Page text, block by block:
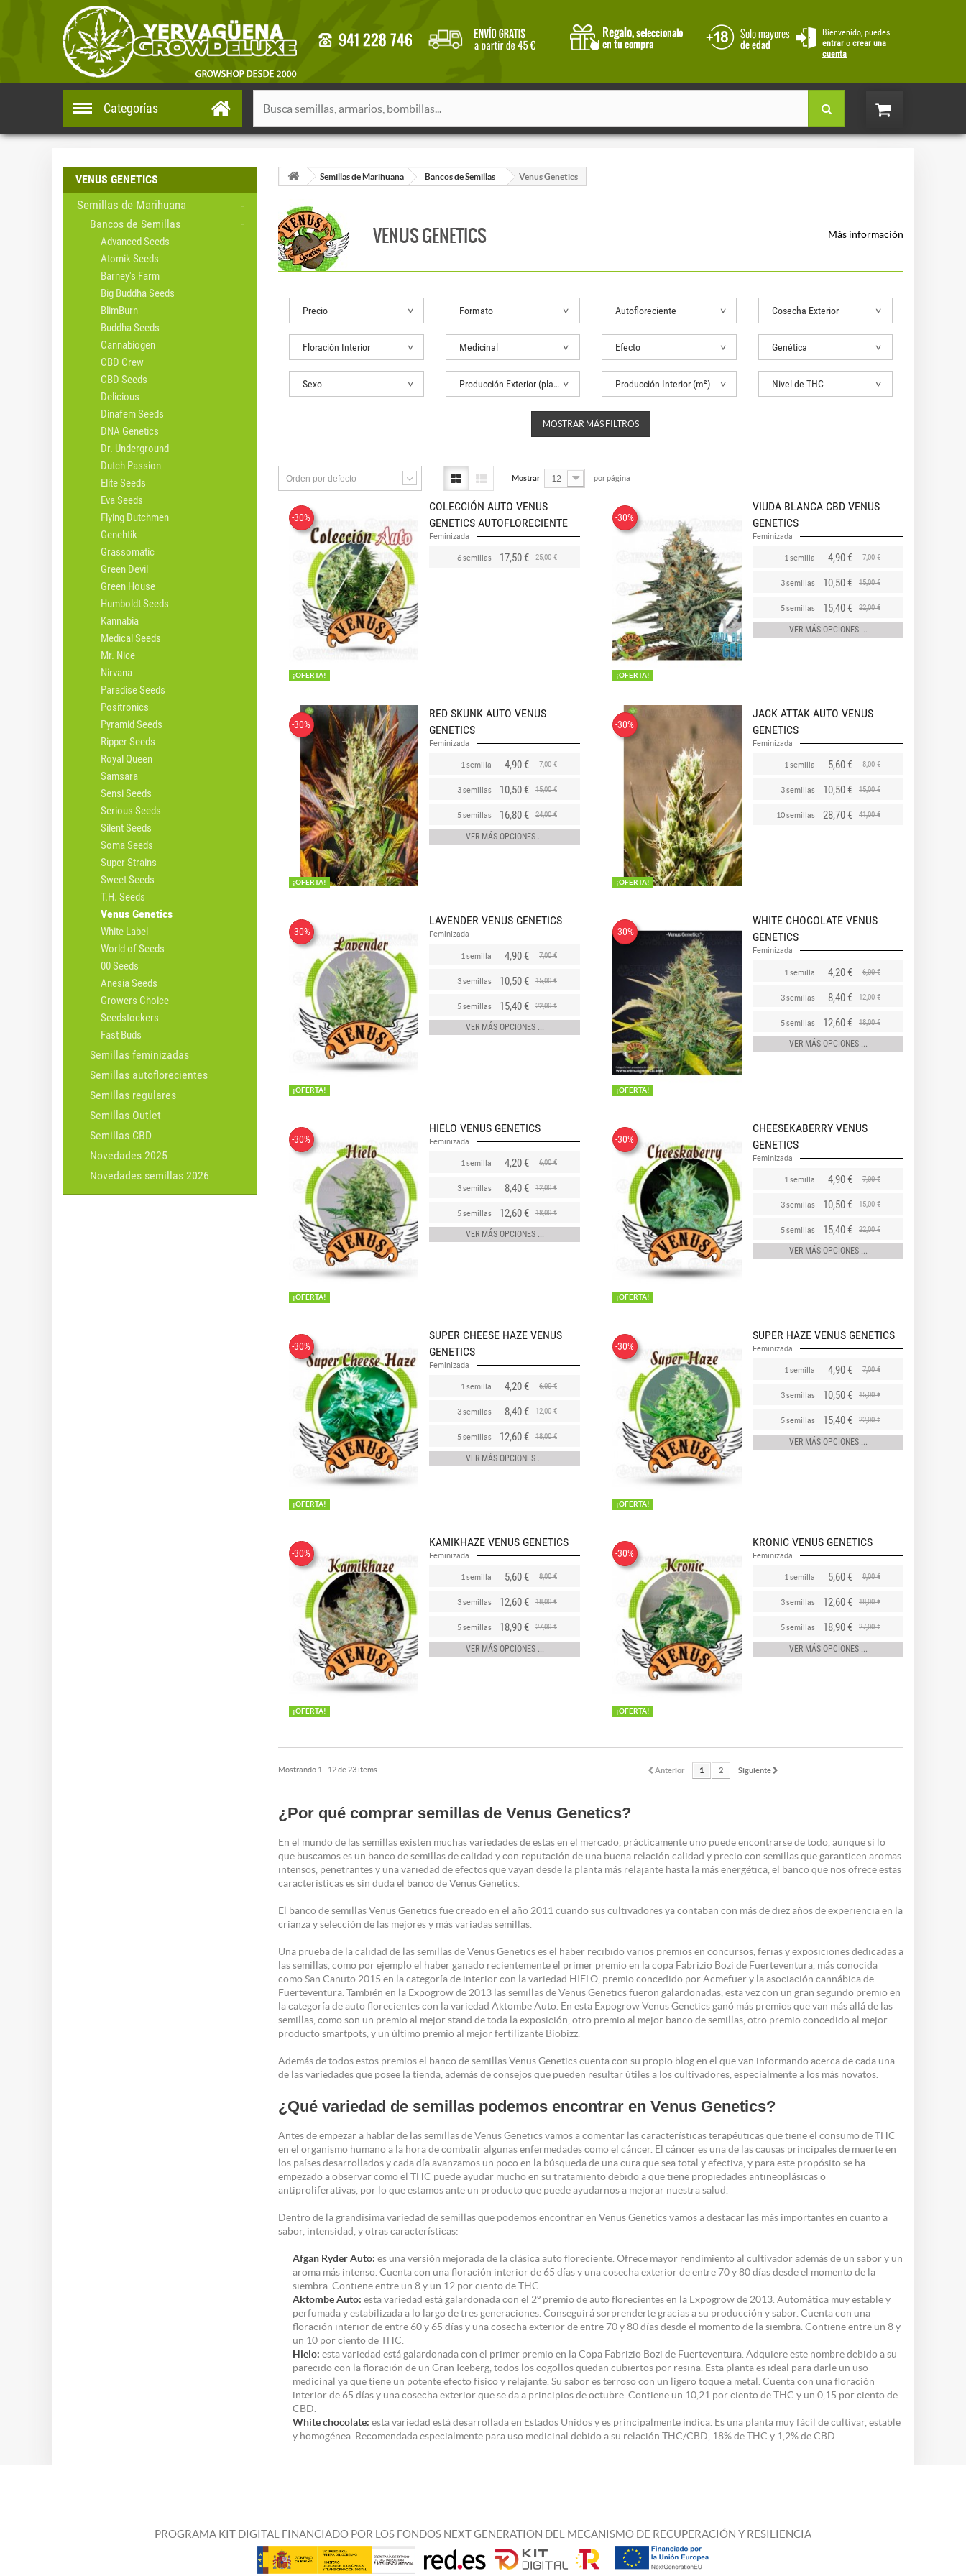
Bienvenido, puedes
entrar o crear una
cuenta
Categorías
VENUS GENETICS
Semillas de Marihuana
Bancos de Semillas
Advanced Seeds
Atomik Seeds
Barney's Farm
Big Buddha Seeds
BlimBurn
Buddha Seeds
Cannabiogen
CBD Crew
CBD Seeds
Delicious
Dinafem Seeds
DNA Genetics
Dr. Underground
Dutch Passion
Elite Seeds
Eva Seeds
Flying Dutchmen
Genehtik
Grassomatic
Green Devil
Green House
Humboldt Seeds
Kannabia
Medical Seeds
Mr. Nice
Nirvana
Paradise Seeds
Positronics
Pyramid Seeds
Ripper Seeds
Royal Queen
Samsara
Sensi Seeds
Serious Seeds
Silent Seeds
Soma Seeds
Super Strains
Sweet Seeds
T.H. Seeds
Venus Genetics
White Label
World of Seeds
00 Seeds
Anesia Seeds
Growers Choice
Seedstockers
Fast Buds
Semillas feminizadas
Semillas autoflorecientes
Semillas regulares
Semillas Outlet
Semillas CBD
Novedades 2025
Novedades semillas 2026
Semillas de Marihuana Bancos de Semillas Venus Genetics
VENUS GENETICS Más información
Precio Formato Autofloreciente Cosecha Exterior
Floración Interior Medicinal Efecto Genética
Sexo Producción Exterior (planta) Producción Interior (m²) Nivel de THC
MOSTRAR MÁS FILTROS
Orden por defecto Mostrar 12 por página
-30%
¡OFERTA!
COLECCIÓN AUTO VENUS
GENETICS AUTOFLORECIENTE
Feminizada
6 semillas 17,50 € 25,00 €
-30%
¡OFERTA!
VIUDA BLANCA CBD VENUS
GENETICS
Feminizada
1 semilla 4,90 € 7,00 €
3 semillas 10,50 € 15,00 €
5 semillas 15,40 € 22,00 €
VER MÁS OPCIONES ...
-30%
¡OFERTA!
RED SKUNK AUTO VENUS
GENETICS
Feminizada
1 semilla 4,90 € 7,00 €
3 semillas 10,50 € 15,00 €
5 semillas 16,80 € 24,00 €
VER MÁS OPCIONES ...
-30%
¡OFERTA!
JACK ATTAK AUTO VENUS
GENETICS
Feminizada
1 semilla 5,60 € 8,00 €
3 semillas 10,50 € 15,00 €
10 semillas 28,70 € 41,00 €
-30%
¡OFERTA!
LAVENDER VENUS GENETICS
Feminizada
1 semilla 4,90 € 7,00 €
3 semillas 10,50 € 15,00 €
5 semillas 15,40 € 22,00 €
VER MÁS OPCIONES ...
-30%
¡OFERTA!
WHITE CHOCOLATE VENUS
GENETICS
Feminizada
1 semilla 4,20 € 6,00 €
3 semillas 8,40 € 12,00 €
5 semillas 12,60 € 18,00 €
VER MÁS OPCIONES ...
-30%
¡OFERTA!
HIELO VENUS GENETICS
Feminizada
1 semilla 4,20 € 6,00 €
3 semillas 8,40 € 12,00 €
5 semillas 12,60 € 18,00 €
VER MÁS OPCIONES ...
-30%
¡OFERTA!
CHEESEKABERRY VENUS
GENETICS
Feminizada
1 semilla 4,90 € 7,00 €
3 semillas 10,50 € 15,00 €
5 semillas 15,40 € 22,00 €
VER MÁS OPCIONES ...
-30%
¡OFERTA!
SUPER CHEESE HAZE VENUS
GENETICS
Feminizada
1 semilla 4,20 € 6,00 €
3 semillas 8,40 € 12,00 €
5 semillas 12,60 € 18,00 €
VER MÁS OPCIONES ...
-30%
¡OFERTA!
SUPER HAZE VENUS GENETICS
Feminizada
1 semilla 4,90 € 7,00 €
3 semillas 10,50 € 15,00 €
5 semillas 15,40 € 22,00 €
VER MÁS OPCIONES ...
-30%
¡OFERTA!
KAMIKHAZE VENUS GENETICS
Feminizada
1 semilla 5,60 € 8,00 €
3 semillas 12,60 € 18,00 €
5 semillas 18,90 € 27,00 €
VER MÁS OPCIONES ...
-30%
¡OFERTA!
KRONIC VENUS GENETICS
Feminizada
1 semilla 5,60 € 8,00 €
3 semillas 12,60 € 18,00 €
5 semillas 18,90 € 27,00 €
VER MÁS OPCIONES ...
Anterior 1 2 Siguiente
Mostrando 1 - 12 de 23 items
¿Por qué comprar semillas de Venus Genetics?
En el mundo de las semillas existen muchas variedades de estas en el mercado, prácticamente uno puede encontrarse de todo, aunque si lo
que buscamos es un banco de semillas de calidad y con reputación de una buena relación calidad y precio con semillas que garanticen aromas
intensos, penetrantes y una variedad de efectos que vayan desde la planta más relajante hasta la más energética, el banco que nos ofrece estas
características es sin duda el banco de Venus Genetics.
El banco de semillas Venus Genetics fue creado en el año 2011 cuando sus cultivadores ya contaban con más de diez años de experiencia en la
crianza y selección de las mejores y más variadas semillas.
Una prueba de la calidad de las semillas de Venus Genetics es el haber recibido varios premios en concursos, ferias y exposiciones dedicadas a
las semillas, como por ejemplo el haber ganado recientemente el primer premio en la copa Fabrizio Bozi de Fuerteventura, más conocida
como San Canuto 2015 en la categoría de interior con la variedad HIELO, premio concedido por Acmefuer y la asociación cannábica de
Fuerteventura. También en la Expogrow de 2013 las semillas de Venus Genetics fueron galardonadas, esta vez con un gran segundo premio en
la categoría de auto florecientes con la variedad Aktombe Auto. En esta Expogrow Venus Genetics ganó más premios que van más allá de las
semillas, como son un premio al mejor stand de toda la exposición, otro premio al mejor banco de semillas, otro premio concedido al mejor
producto smartpots, y un último premio al mejor fertilizante Biobizz.
Además de todos estos premios el banco de semillas Venus Genetics cuenta con su propio blog en el que van informando acerca de cada una
de las variedades que posee la tienda, además de consejos que pueden resultar útiles a los cultivadores, especialmente a los más novatos.
¿Qué variedad de semillas podemos encontrar en Venus Genetics?
Antes de empezar a hablar de las semillas de Venus Genetics vamos a comentar las características terapéuticas que tiene el consumo de THC
en el organismo humano a la hora de combatir algunas enfermedades como el cáncer. El cáncer es una de las causas principales de muerte en
los países desarrollados y cada día avanzamos un poco en la búsqueda de una cura que sea total y efectiva, y para este propósito se ha
empezado a observar como el THC puede ayudar mucho en su tratamiento debido a que tiene propiedades antineoplásicas o
antiproliferativas, por lo que estamos ante un producto que puede ayudarnos a mejorar nuestra salud.
Dentro de la grandísima variedad de semillas que podemos encontrar en Venus Genetics vamos a destacar las más importantes en cuanto a
sabor, intensidad, y otras características:
Afgan Ryder Auto: es una versión mejorada de la clásica auto floreciente. Ofrece mayor rendimiento al cultivador además de un sabor y un
aroma más intenso. Cuenta con una floración interior de 65 días y una cosecha exterior de entre 70 y 80 días desde el momento de la
siembra. Contiene entre un 8 y un 12 por ciento de THC.
Aktombe Auto: esta variedad está galardonada con el 2º premio de auto florecientes en la Expogrow de 2013. Automática muy estable y
perfumada y estabilizada a lo largo de tres generaciones. Conseguirá sorprenderte gracias a su producción y sabor. Cuenta con una
floración interior de entre 60 y 65 días y una cosecha exterior de entre 70 y 80 días desde el momento de la siembra. Contiene entre un 8 y
un 10 por ciento de THC.
Hielo: esta variedad está galardonada con el primer premio en la Copa Fabrizio Bozi de Fuerteventura. Adquiere este nombre debido a su
parecido con la floración de un Gran Iceberg, todos los cogollos quedan cubiertos por resina. Esta planta es ideal para darle un uso
medicinal ya que tiene un potente efecto físico y relajante. Su sabor es terroso con un ligero toque a metal. Cuenta con una floración
interior de 65 días y una cosecha exterior que se da a principios de octubre. Contiene un 10,21 por ciento de THC y un 0,15 por ciento de
CBD.
White chocolate: esta variedad está desarrollada en Estados Unidos y es principalmente índica. Es una planta muy fácil de cultivar, estable
y homogénea. Recomendada especialmente para uso medicinal debido a su relación THC/CBD, 18% de THC y 1,2% de CBD
PROGRAMA KIT DIGITAL FINANCIADO POR LOS FONDOS NEXT GENERATION DEL MECANISMO DE RECUPERACIÓN Y RESILIENCIA